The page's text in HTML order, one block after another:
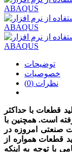
توضیحات
خصوصیات
نظرات (0)
قطعات با حداکثر
است. همچنین با
صنعتی امروزه در
قطعات همواره از
با توجه به اینکه